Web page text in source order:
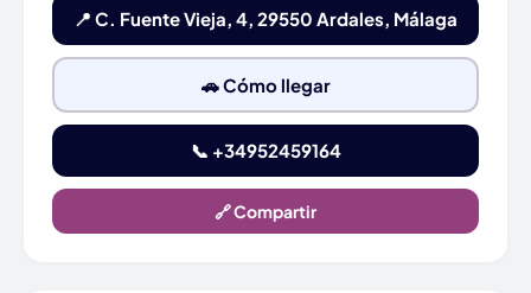
📍 C. Fuente Vieja, 4, 29550 Ardales, Málaga
🚗 Cómo llegar
📞 +34952459164
🔗 Compartir